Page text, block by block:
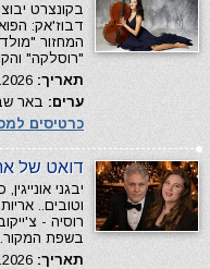
בקונצרט
דבוז'אק:
המחזור
"רוסלקה"
תאריך:
ערים: באר
כרטיסים
דואט של
יבגני
וטובים..
רוסיה -
בשפת המקור.
תאריך: